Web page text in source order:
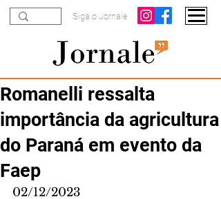
Siga o Jornale
Romanelli ressalta
importância da agricultura
do Paraná em evento da
Faep
02/12/2023